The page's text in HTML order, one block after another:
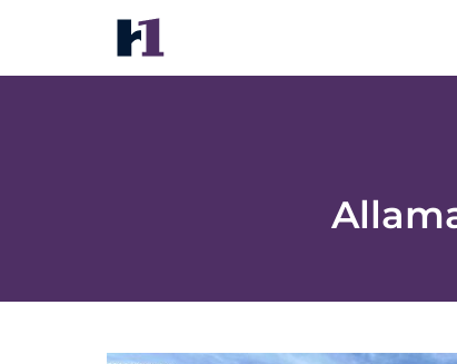
Allamanda Laguna Phuket by RESAVA
价格 酒店照片